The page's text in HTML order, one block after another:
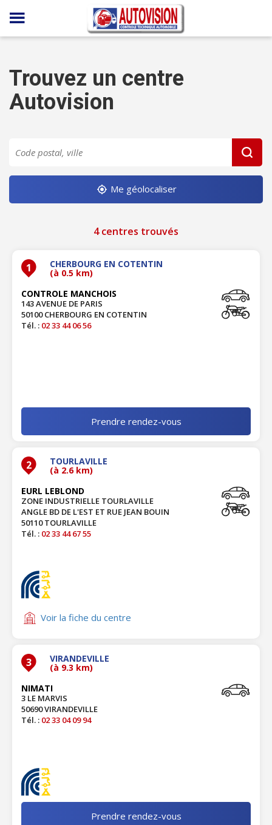
Panneau de gestion des cookies
Trouvez un centre
Autovision
Me géolocaliser
4 centres trouvés
1 CHERBOURG EN COTENTIN
(à 0.5 km)
CONTROLE MANCHOIS
143 AVENUE DE PARIS
50100 CHERBOURG EN COTENTIN
Tél. : 02 33 44 06 56
Prendre rendez-vous
2 TOURLAVILLE
(à 2.6 km)
EURL LEBLOND
ZONE INDUSTRIELLE TOURLAVILLE
ANGLE BD DE L'EST ET RUE JEAN BOUIN
50110 TOURLAVILLE
Tél. : 02 33 44 67 55
Voir la fiche du centre
3 VIRANDEVILLE
(à 9.3 km)
NIMATI
3 LE MARVIS
50690 VIRANDEVILLE
Tél. : 02 33 04 09 94
Prendre rendez-vous